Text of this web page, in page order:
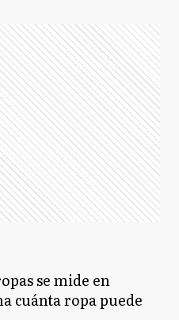
se mide en
cuánta ropa puede